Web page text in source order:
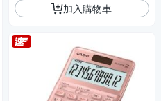
加入購物車